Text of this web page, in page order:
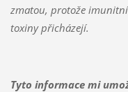
zmatou, protože
toxiny přicházejí.
Tyto informace mi